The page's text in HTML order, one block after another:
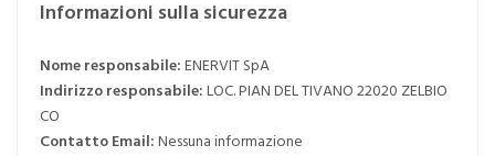
Informazioni sulla sicurezza
Nome responsabile:ENERVIT SpA
Indirizzo responsabile:LOC. PIAN DEL TIVANO 22020 ZELBIO
CO
Contatto Email:Nessuna informazione